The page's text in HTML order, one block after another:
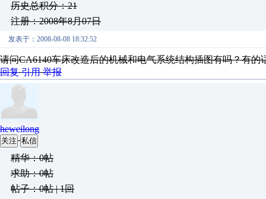
历史总积分：21
注册：2008年8月07日
发表于：2008-08-08 18:32:52
请问CA6140车床改造后的机械和电气系统结构插图有吗？有的
回复 引用 举报
heweilong
关注 私信
精华：0帖
求助：0帖
帖子：0帖 | 1回